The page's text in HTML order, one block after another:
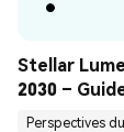
Stellar
2030 –
Perspectives